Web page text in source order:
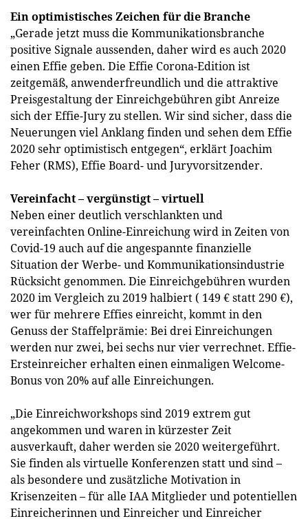
Ein optimistisches Zeichen für die Branche
„Gerade jetzt muss die Kommunikationsbranche
positive Signale aussenden, daher wird es auch 2020
einen Effie geben. Die Effie Corona-Edition ist
zeitgemäß, anwenderfreundlich und die attraktive
Preisgestaltung der Einreichgebühren gibt Anreize
sich der Effie-Jury zu stellen. Wir sind sicher, dass die
Neuerungen viel Anklang finden und sehen dem Effie
2020 sehr optimistisch entgegen“, erklärt Joachim
Feher (RMS), Effie Board- und Juryvorsitzender.
Vereinfacht – vergünstigt – virtuell
Neben einer deutlich verschlankten und
vereinfachten Online-Einreichung wird in Zeiten von
Covid-19 auch auf die angespannte finanzielle
Situation der Werbe- und Kommunikationsindustrie
Rücksicht genommen. Die Einreichgebühren wurden
2020 im Vergleich zu 2019 halbiert ( 149 € statt 290 €),
wer für mehrere Effies einreicht, kommt in den
Genuss der Staffelprämie: Bei drei Einreichungen
werden nur zwei, bei sechs nur vier verrechnet. Effie-
Ersteinreicher erhalten einen einmaligen Welcome-
Bonus von 20% auf alle Einreichungen.
„Die Einreichworkshops sind 2019 extrem gut
angekommen und waren in kürzester Zeit
ausverkauft, daher werden sie 2020 weitergeführt.
Sie finden als virtuelle Konferenzen statt und sind –
als besondere und zusätzliche Motivation in
Krisenzeiten – für alle IAA Mitglieder und potentiellen
Einreicherinnen und Einreicher und Einreicher